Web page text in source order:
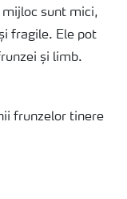
mijloc sunt mici,
fragile. Ele pot
și limb.
frunzelor tinere